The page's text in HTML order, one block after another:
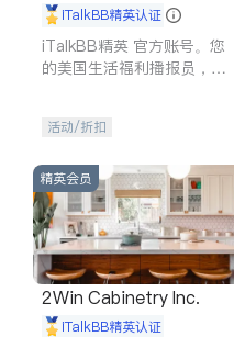
iTalkBB精英认证
iTalkBB精英 官方账号。您
的美国生活福利播报员，精
专属福利。
活动/折扣
精英会员
2Win Cabinetry Inc.
iTalkBB精英认证